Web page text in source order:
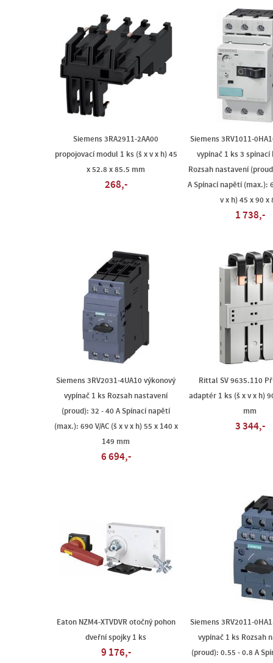
Siemens 3RA2911-2AA00
propojovací modul 1 ks (š x v x h) 45
x 52.8 x 85.5 mm
268,-
Siemens 3RV1011-
vypínač 1 ks 3
Rozsah nastavení
A Spínací napětí (max.):
v x h) 45 x 90 x
1 738,-
Siemens 3RV2031-4UA10 výkonový
vypínač 1 ks Rozsah nastavení
(proud): 32 - 40 A Spínací napětí
(max.): 690 V/AC (š x v x h) 55 x 140 x
149 mm
6 694,-
Rittal SV 9635.110
adaptér 1 ks (š x v x h)
mm
3 344,-
Eaton NZM4-XTVDVR otočný pohon
dveřní spojky 1 ks
9 176,-
Siemens 3RV2011-
vypínač 1 ks Rozsah
(proud): 0.55 - 0.8 A